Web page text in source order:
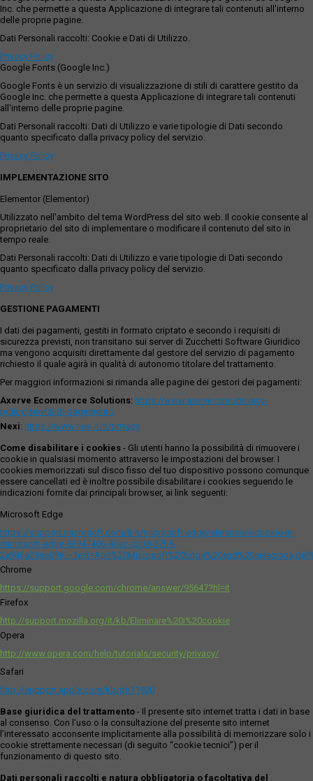
Inc. che permette a questa Applicazione di integrare tali contenuti all'interno
delle proprie pagine.
Dati Personali raccolti: Cookie e Dati di Utilizzo.
Privacy Policy
Google Fonts (Google Inc.)
Google Fonts è un servizio di visualizzazione di stili di carattere gestito da
Google Inc. che permette a questa Applicazione di integrare tali contenuti
all'interno delle proprie pagine.
Dati Personali raccolti: Dati di Utilizzo e varie tipologie di Dati secondo
quanto specificato dalla privacy policy del servizio.
Privacy Policy
IMPLEMENTAZIONE SITO
Elementor (Elementor)
Utilizzato nell'ambito del tema WordPress del sito web. Il cookie consente al
proprietario del sito di implementare o modificare il contenuto del sito in
tempo reale.
Dati Personali raccolti: Dati di Utilizzo e varie tipologie di Dati secondo
quanto specificato dalla privacy policy del servizio.
Privacy Policy
GESTIONE PAGAMENTI
I dati dei pagamenti, gestiti in formato criptato e secondo i requisiti di
sicurezza previsti, non transitano sui server di Zucchetti Software Giuridico
ma vengono acquisiti direttamente dal gestore del servizio di pagamento
richiesto il quale agirà in qualità di autonomo titolare del trattamento.
Per maggiori informazioni si rimanda alle pagine dei gestori dei pagamenti:
Axerve Ecommerce Solutions: https://www.axerve.com/privacy-
policy/servizi-di-pagamento
Nexi: https://www.nexi.it/it/privacy
Come disabilitare i cookies - Gli utenti hanno la possibilità di rimuovere i
cookie in qualsiasi momento attraverso le impostazioni del browser. I
cookies memorizzati sul disco fisso del tuo dispositivo possono comunque
essere cancellati ed è inoltre possibile disabilitare i cookies seguendo le
indicazioni fornite dai principali browser, ai link seguenti:
Microsoft Edge
https://support.microsoft.com/it-it/microsoft-edge/eliminare-i-cookie-in-
microsoft-edge-63947406-40ac-c3b8-57b9-
Chrome
https://support.google.com/chrome/answer/95647?hl=it
Firefox
http://support.mozilla.org/it/kb/Eliminare%20i%20cookie
Opera
http://www.opera.com/help/tutorials/security/privacy/
Safari
http://support.apple.com/kb/ph11920
Base giuridica del trattamento - Il presente sito internet tratta i dati in base
al consenso. Con l'uso o la consultazione del presente sito internet
l’interessato acconsente implicitamente alla possibilità di memorizzare solo i
cookie strettamente necessari (di seguito “cookie tecnici”) per il
funzionamento di questo sito.
Dati personali raccolti e natura obbligatoria o facoltativa del